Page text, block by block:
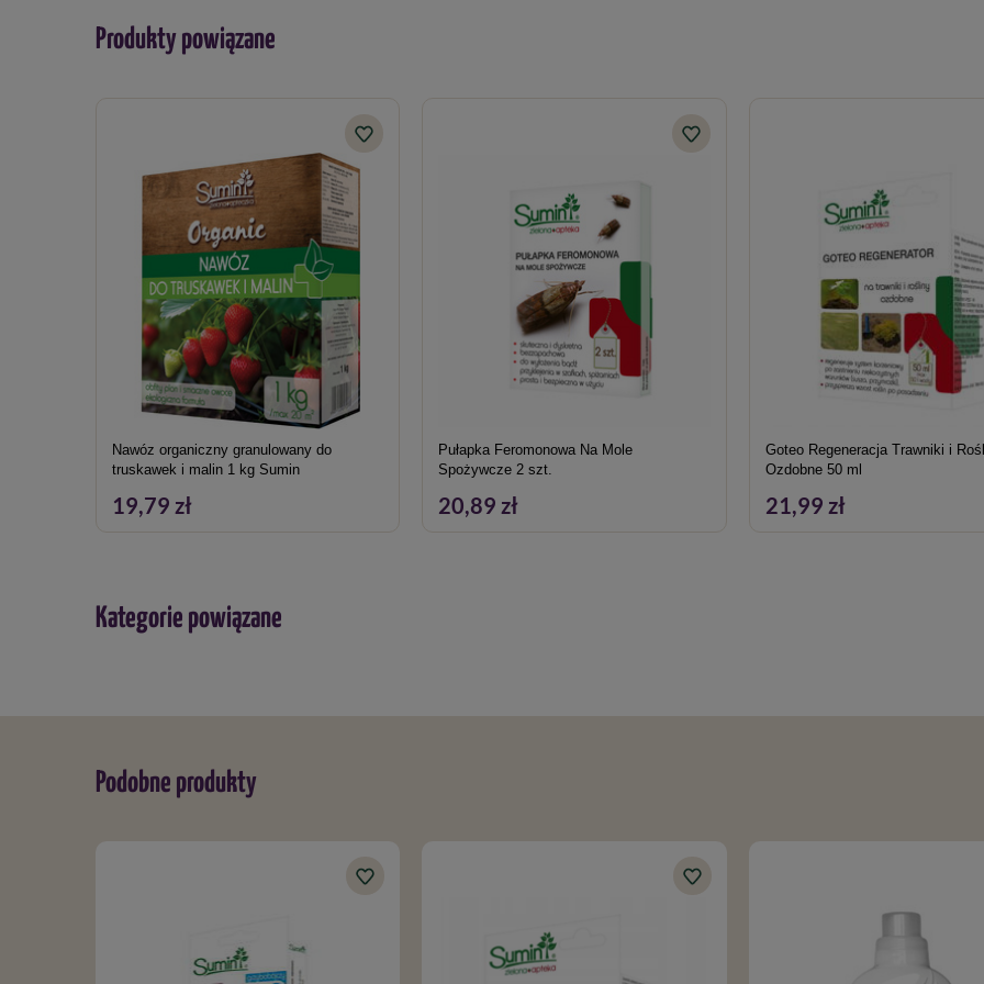
Produkty powiązane
Nawóz organiczny granulowany do
truskawek i malin 1 kg Sumin
19,79 zł
Pułapka Feromonowa Na Mole
Spożywcze 2 szt.
20,89 zł
Goteo Regeneracja Trawniki i
Ozdobne 50 ml
21,99 zł
Kategorie powiązane
Podobne produkty